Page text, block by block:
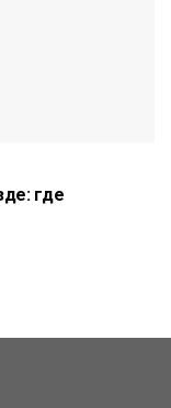
где